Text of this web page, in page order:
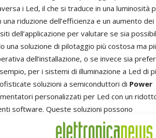
i Led, il che si traduce in una luminosità
riduzione dell’efficienza e un aumento dei
dell’applicazione per valutare se sia
una soluzione di pilotaggio più costosa ma
dell’installazione, o se invece sia
per i sistemi di illuminazione a Led di
soluzioni a semiconduttori di Power
personalizzati per Led con un
software. Queste soluzioni possono
caratterizzate da grandi volumi, e
per ottenere il massimo livello di